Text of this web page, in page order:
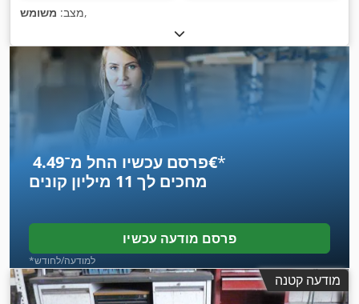
מצב: משומש ,
פרסם עכשיו החל מ־‏4.49 ‏€*
מחכים לך 11 מיליון קונים
פרסם מודעה עכשיו
*למודעה/לחודש
מודעה קטנה